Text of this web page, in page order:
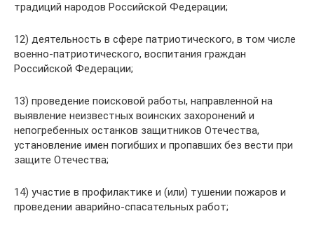
традиций народов Российской Федерации;
12) деятельность в сфере патриотического, в том числе
военно-патриотического, воспитания граждан
Российской Федерации;
13) проведение поисковой работы, направленной на
выявление неизвестных воинских захоронений и
непогребенных останков защитников Отечества,
установление имен погибших и пропавших без вести при
защите Отечества;
14) участие в профилактике и (или) тушении пожаров и
проведении аварийно-спасательных работ;